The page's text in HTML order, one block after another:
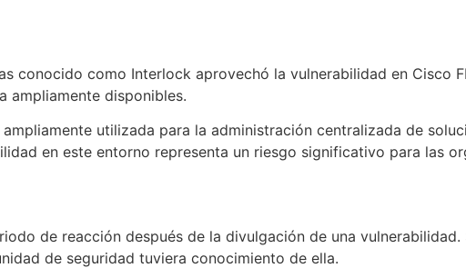
conocido como Interlock aprovechó la vulnerabilidad en Cisco
ampliamente disponibles.
utilizada para la administración centralizada de
en este entorno representa un riesgo significativo para las
de reacción después de la divulgación de una
de seguridad tuviera conocimiento de ella.